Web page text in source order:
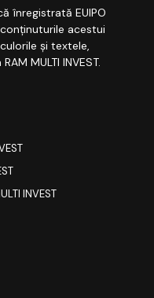
înregistrată EUIPO
acestui
și textele,
MULTI INVEST.
INVEST